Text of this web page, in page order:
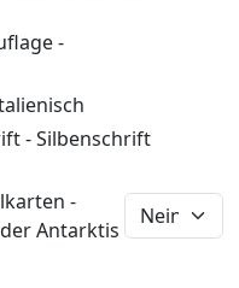
-
- Silbenschrift
-
Antarktis